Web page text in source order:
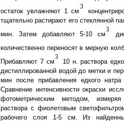
остаток увлажняют 1 см
тщательно растирают его стеклянной
мин. Затем добавляют 5-10 см
количественно переносят в мерную
Прибавляют 7 см
10 н. раствора
дистиллированной водой до метки и
мин после прибавления едкого
Сравнение интенсивности окраски
фотометрическим методом,
раствора с фиолетовым
рабочего слоя 1-5 см. Из